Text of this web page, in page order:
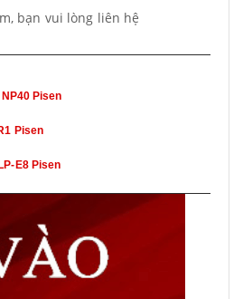
bạn vui lòng liên hệ
Pisen
Pisen
E8 Pisen